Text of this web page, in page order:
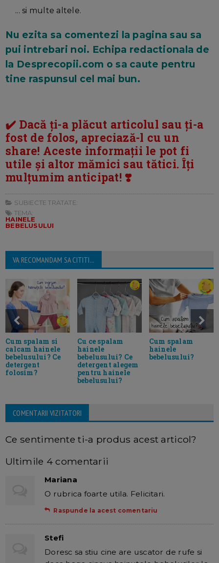
... si multe altele.
Nu ezita sa comentezi la pagina sau sa
pui intrebari noi. Echipa redactionala de
la Desprecopii.com o sa caute pentru
tine raspunsul cel mai bun.
✔️ Dacă ți-a plăcut articolul sau ți-a
fost de folos, apreciază-l cu un
share! Aceste informații le pot fi
utile și altor mămici sau tătici. Îți
mulțumim anticipat! ❣️
SUBIECTE TRATATE:
TEMA:
HAINELE
BEBELUSULUI
VA RECOMANDAM SA CITITI...
Cum spalam si
calcam hainele
bebelusului? Ce
detergent
folosim?
Cu ce spalam
hainele
bebelusului? Ce
detergent alegem
pentru hainele
bebelusului?
Cum spalam
hainele
bebelusului?
COMENTARII VIZITATORI
Ce sentimente ti-a produs acest articol?
Ultimile 4 comentarii
Mariana
O rubrica foarte utila. Felicitari.
Raspunde la acest comentariu
Stefi
Doresc sa stiu cine are uscator de rufe si